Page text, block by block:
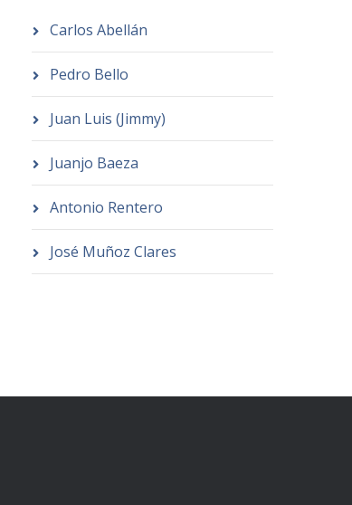
Carlos Abellán
Pedro Bello
Juan Luis (Jimmy)
Juanjo Baeza
Antonio Rentero
José Muñoz Clares